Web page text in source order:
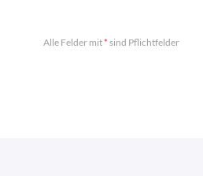
Alle Felder mit* sind Pflichtfelder